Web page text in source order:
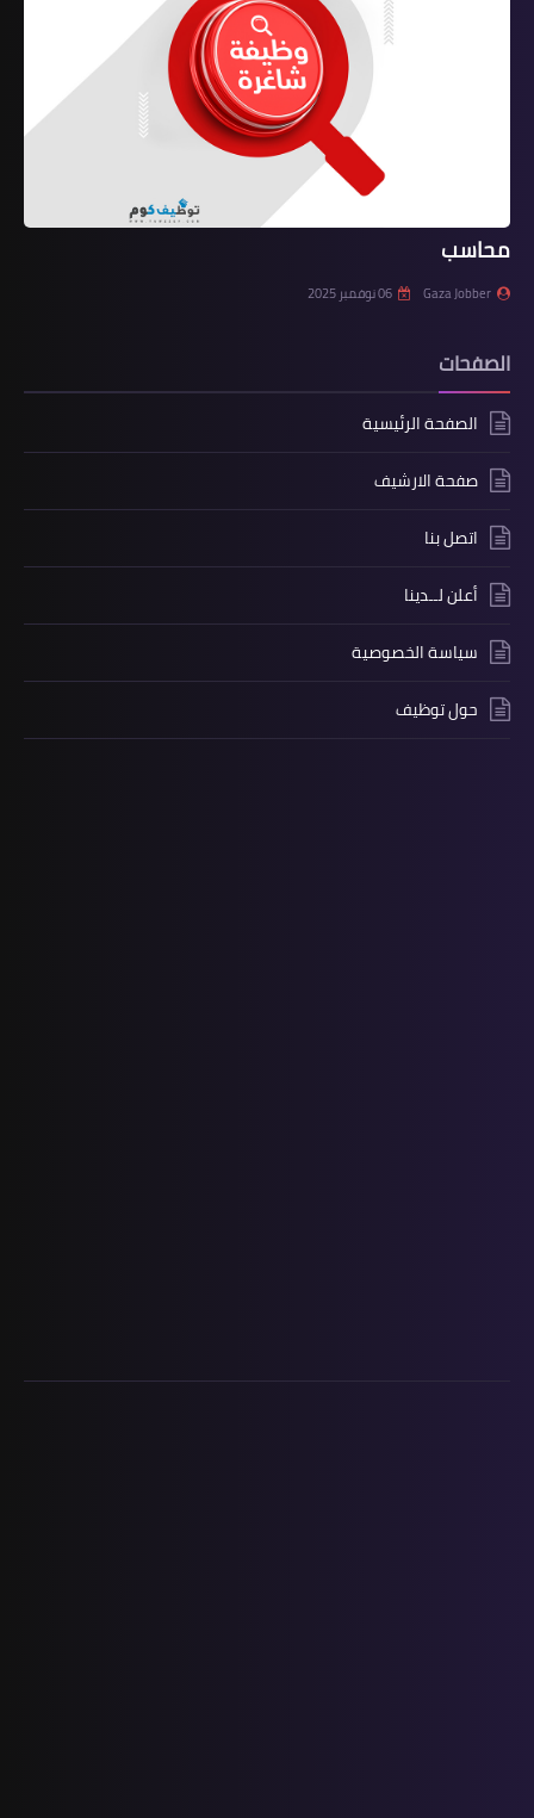
محاسب
Gaza Jobber 06 نوفمبر 2025
الصفحات
الصفحة الرئيسية
صفحة الارشيف
اتصل بنا
أعلن لــدينا
سياسة الخصوصية
حول توظيف